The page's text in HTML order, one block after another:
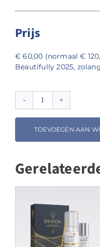
Prijs
€ 60,00 (normaal €
Beautifully 2025,
Environ
Size
ml
aantal
TOEVOEGEN AAN